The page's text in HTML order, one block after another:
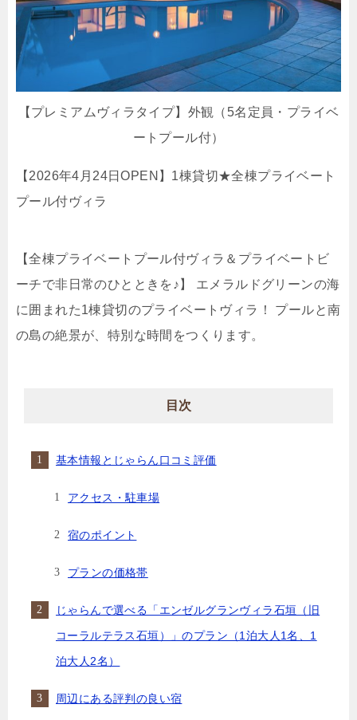
【プレミアムヴィラタイプ】外観（5名定員・プライベ
ートプール付）
【2026年4月24日OPEN】1棟貸切★全棟プライベート
プール付ヴィラ
【全棟プライベートプール付ヴィラ＆プライベートビ
ーチで非日常のひとときを♪】 エメラルドグリーンの海
に囲まれた1棟貸切のプライベートヴィラ！ プールと南
の島の絶景が、特別な時間をつくります。
目次
基本情報とじゃらん口コミ評価
アクセス・駐車場
宿のポイント
プランの価格帯
じゃらんで選べる「エンゼルグランヴィラ石垣（旧
コーラルテラス石垣）」のプラン（1泊大人1名、1
泊大人2名）
周辺にある評判の良い宿